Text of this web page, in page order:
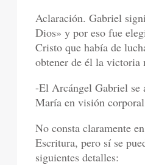
Aclaración. Gabriel
Dios» y por eso fue
Cristo que había de
obtener de él la victoria
-El Arcángel Gabriel se
María en visión
No consta claramente
Escritura, pero sí se
siguientes detalles: